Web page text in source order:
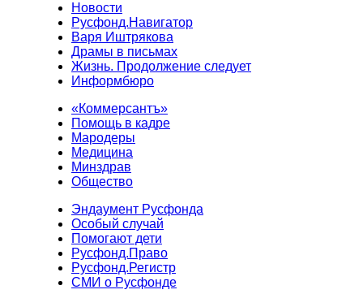
Новости
Русфонд.Навигатор
Варя Иштрякова
Драмы в письмах
Жизнь. Продолжение следует
Информбюро
«Коммерсантъ»
Помощь в кадре
Мародеры
Медицина
Минздрав
Общество
Эндаумент Русфонда
Особый случай
Помогают дети
Русфонд.Право
Русфонд.Регистр
СМИ о Русфонде